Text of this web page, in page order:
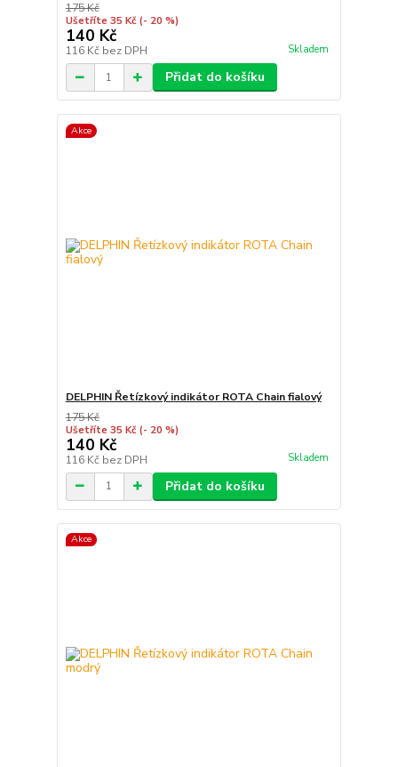
175 Kč
Ušetříte 35 Kč (- 20 %)
140 Kč
116 Kč bez DPH Skladem
Přidat do košíku
Akce
DELPHIN Řetízkový indikátor ROTA Chain fialový
175 Kč
Ušetříte 35 Kč (- 20 %)
140 Kč
116 Kč bez DPH Skladem
Přidat do košíku
Akce